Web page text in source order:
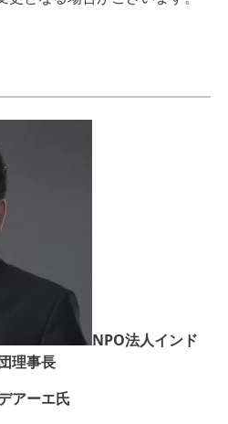
NPO法人インド
理事長
アーエ氏